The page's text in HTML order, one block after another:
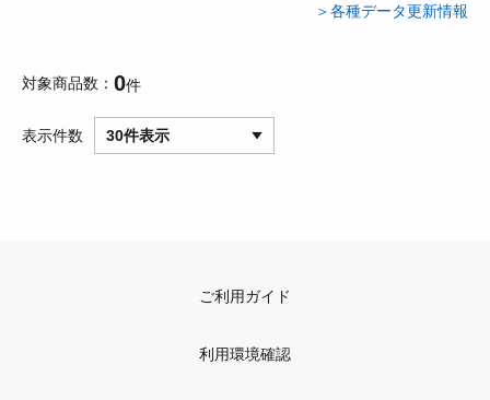
＞各種データ更新情報
対象商品数 0件
表示件数 30件表示
ご利用ガイド
利用環境確認